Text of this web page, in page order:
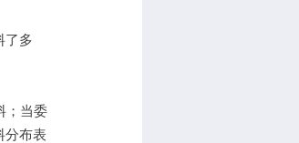
了多
；当委
分布表